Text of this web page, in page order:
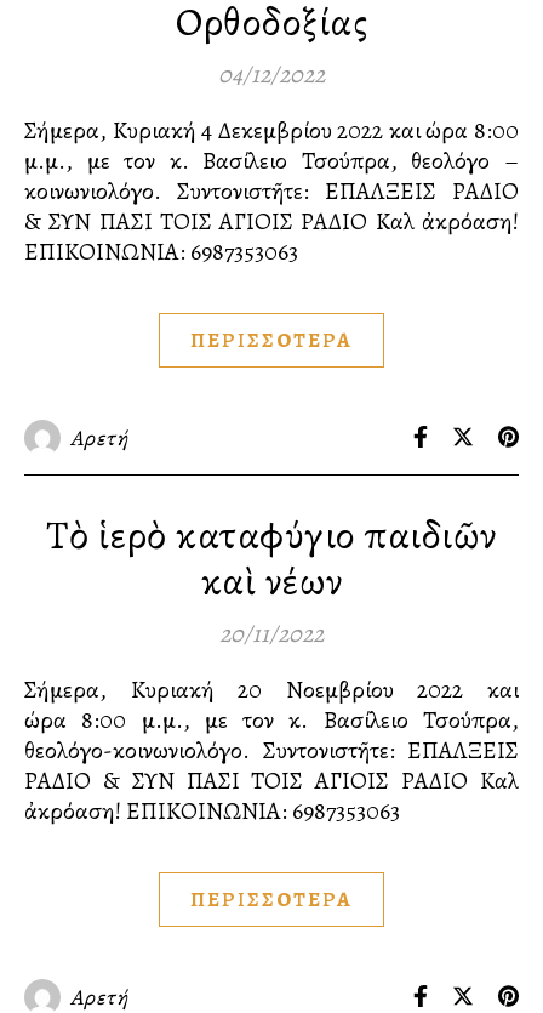
Ορθοδοξίας
04/12/2022
Σήμερα, Κυριακή 4 Δεκεμβρίου 2022 και ώρα 8:00
μ.μ., με τον κ. Βασίλειο Τσούπρα, θεολόγο –
κοινωνιολόγο. Συντονιστῆτε: ΕΠΑΛΞΕΙΣ ΡΑΔΙΟ
& ΣΥΝ ΠΑΣΙ ΤΟΙΣ ΑΓΙΟΙΣ ΡΑΔΙΟ Καλὴ ἀκρόαση!
ΕΠΙΚΟΙΝΩΝΙΑ:️ 6987353063
ΠΕΡΙΣΣΟΤΕΡΑ
Αρετή
Τὸ ἱερὸ καταφύγιο παιδιῶν
καὶ νέων
20/11/2022
Σήμερα, Κυριακή 20 Νοεμβρίου 2022 και
ώρα 8:00 μ.μ., με τον κ. Βασίλειο Τσούπρα,
θεολόγο-κοινωνιολόγο. Συντονιστῆτε: ΕΠΑΛΞΕΙΣ
ΡΑΔΙΟ & ΣΥΝ ΠΑΣΙ ΤΟΙΣ ΑΓΙΟΙΣ ΡΑΔΙΟ Καλὴ
ἀκρόαση! ΕΠΙΚΟΙΝΩΝΙΑ:️ 6987353063
ΠΕΡΙΣΣΟΤΕΡΑ
Αρετή